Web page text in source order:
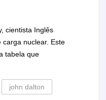
cientista Inglês
carga nuclear. Este
tabela que
john dalton